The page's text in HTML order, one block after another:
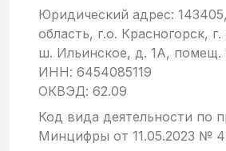
Юридический адрес:
область, г.о. Красногорск,
ш. Ильинское, д. 1А, помещ.
ИНН: 6454085119
ОКВЭД: 62.09
Код вида деятельности по
Минцифры от 11.05.2023 №